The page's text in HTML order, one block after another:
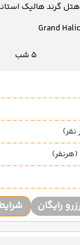
هتل گرند هالیک
Grand Halic
5 شب
رایگان